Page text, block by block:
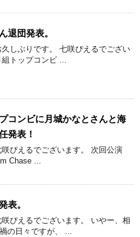
退団発表。
しぶりです。 七咲ぴえるでござい
トップコンビ ...
コンビに月城かなとさんと海
発表！
ぴえるでございます。 次回公演
Chase ...
表。
ぴえるでございます。 いやー、相
の日々ですが、 ...